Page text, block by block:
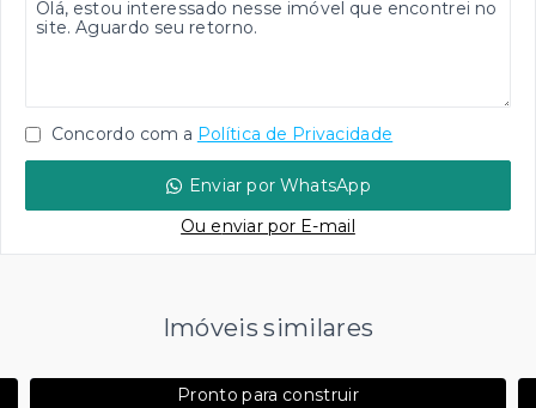
Concordo com a Política de Privacidade
Enviar por WhatsApp
Ou enviar por E-mail
Imóveis similares
Pronto para construir